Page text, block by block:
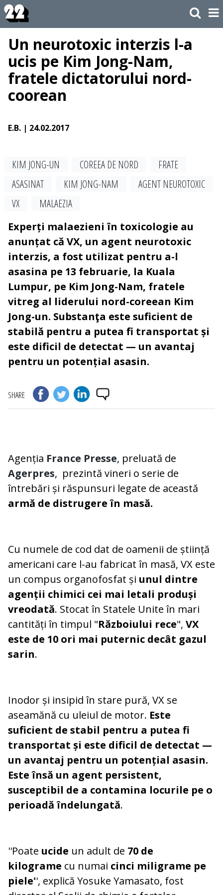
Un neurotoxic interzis l-a
ucis pe Kim Jong-Nam,
fratele dictatorului nord-
coorean
E.B. | 24.02.2017
KIM JONG-UN COREEA DE NORD
FRATE
ASASINAT
KIM JONG-NAM
AGENT NEUROTOXIC
VX
MALAEZIA
Experți malaezieni în toxicologie au
anunțat că VX, un agent neurotoxic
interzis, a fost utilizat pentru a-l
asasina pe 13 februarie, la Kuala
Lumpur, pe Kim Jong-Nam, fratele
vitreg al liderului nord-coreean Kim
Jong-un. Substanţa este suficient de
stabilă pentru a putea fi transportat și
este dificil de detectat — un avantaj
pentru un potențial asasin.
SHARE
Agenția France Presse, preluată de
Agerpres, prezintă vineri o serie de
întrebări și răspunsuri legate de această
armă de distrugere în masă.
Cu numele de cod dat de oamenii de știință
americani care l-au fabricat în masă, VX este
un compus organofosfat și unul dintre
agenții chimici cei mai letali produși
vreodată. Stocat în Statele Unite în mari
cantități în timpul "Războiului rece", VX
este de 10 ori mai puternic decât gazul
sarin.
Inodor și insipid în stare pură, VX se
aseamănă cu uleiul de motor. Este
suficient de stabil pentru a putea fi
transportat și este dificil de detectat —
un avantaj pentru un potențial asasin.
Este însă un agent persistent,
susceptibil de a contamina locurile pe o
perioadă îndelungată.
''Poate ucide un adult de 70 de
kilograme cu numai cinci miligrame pe
piele'', explică Yosuke Yamasato, fost